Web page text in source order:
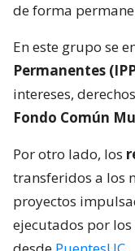
de forma
En este grupo se
Permanentes
intereses,
Fondo Común
Por otro lado, los
transferidos a los
proyectos
ejecutados por los